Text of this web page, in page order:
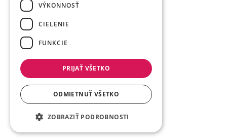
VÝKONNOSŤ
CIELENIE
FUNKCIE
PRIJAŤ VŠETKO
ODMIETNUŤ VŠETKO
ZOBRAZIŤ PODROBNOSTI